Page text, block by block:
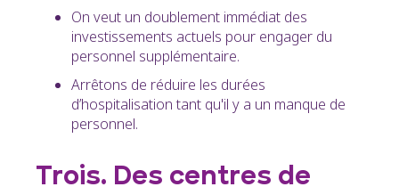
On veut un doublement immédiat des
investissements actuels pour engager du
personnel supplémentaire.
Arrêtons de réduire les durées
d’hospitalisation tant qu'il y a un manque de
personnel.
Trois. Des centres de